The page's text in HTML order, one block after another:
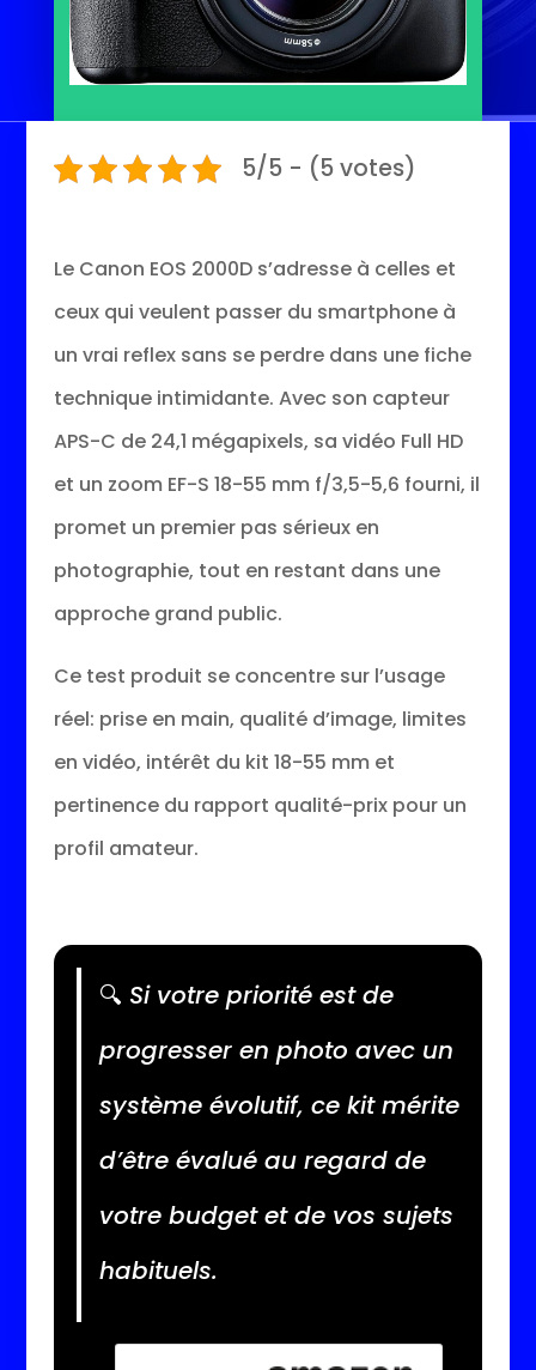
5/5 - (5 votes)
Le Canon EOS 2000D s’adresse à celles et
ceux qui veulent passer du smartphone à
un vrai reflex sans se perdre dans une fiche
technique intimidante. Avec son capteur
APS-C de 24,1 mégapixels, sa vidéo Full HD
et un zoom EF-S 18-55 mm f/3,5-5,6 fourni, il
promet un premier pas sérieux en
photographie, tout en restant dans une
approche grand public.
Ce test produit se concentre sur l’usage
réel: prise en main, qualité d’image, limites
en vidéo, intérêt du kit 18-55 mm et
pertinence du rapport qualité-prix pour un
profil amateur.
🔍 Si votre priorité est de
progresser en photo avec un
système évolutif, ce kit mérite
d’être évalué au regard de
votre budget et de vos sujets
habituels.